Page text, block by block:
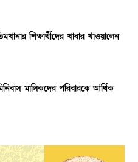
শিক্ষার্থীদের খাবার খাওয়ালেন
মালিকদের পরিবারকে আর্থিক